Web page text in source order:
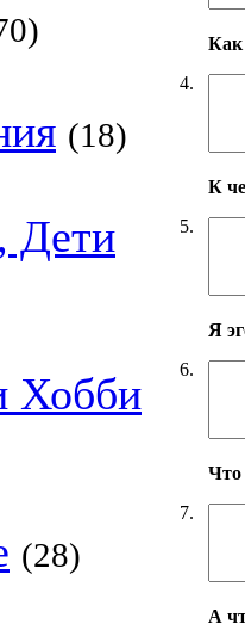
(18)
Дети
Хобби
(28)
4.
Как
5.
К
6.
Я
7.
Что
А